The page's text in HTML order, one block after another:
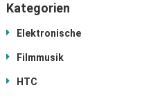
Kategorien
Elektronische
Filmmusik
HTC